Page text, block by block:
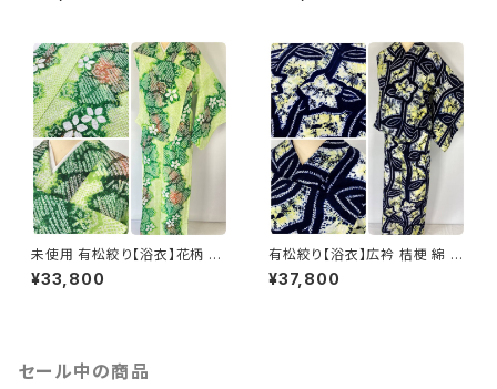
未使用 有松絞り【浴衣】花柄 綿
有松鳴海絞り 黄緑 緑 ライム 白
063
¥33,800
有松絞り【浴衣】広衿 桔梗 綿 有
松鳴海絞り 夏着物 紺 藍色 黄
色 レモンイエロー 078
¥37,800
セール中の商品